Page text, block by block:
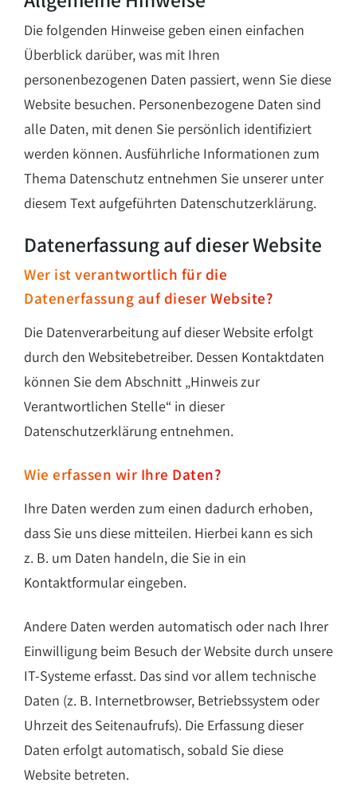
Die folgenden Hinweise geben einen einfachen
Überblick darüber, was mit Ihren
personenbezogenen Daten passiert, wenn Sie diese
Website besuchen. Personenbezogene Daten sind
alle Daten, mit denen Sie persönlich identifiziert
werden können. Ausführliche Informationen zum
Thema Datenschutz entnehmen Sie unserer unter
diesem Text aufgeführten Datenschutzerklärung.
Datenerfassung auf dieser Website
Wer ist verantwortlich für die
Datenerfassung auf dieser Website?
Die Datenverarbeitung auf dieser Website erfolgt
durch den Websitebetreiber. Dessen Kontaktdaten
können Sie dem Abschnitt „Hinweis zur
Verantwortlichen Stelle“ in dieser
Datenschutzerklärung entnehmen.
Wie erfassen wir Ihre Daten?
Ihre Daten werden zum einen dadurch erhoben,
dass Sie uns diese mitteilen. Hierbei kann es sich
z. B. um Daten handeln, die Sie in ein
Kontaktformular eingeben.
Andere Daten werden automatisch oder nach Ihrer
Einwilligung beim Besuch der Website durch unsere
IT-Systeme erfasst. Das sind vor allem technische
Daten (z. B. Internetbrowser, Betriebssystem oder
Uhrzeit des Seitenaufrufs). Die Erfassung dieser
Daten erfolgt automatisch, sobald Sie diese
Website betreten.